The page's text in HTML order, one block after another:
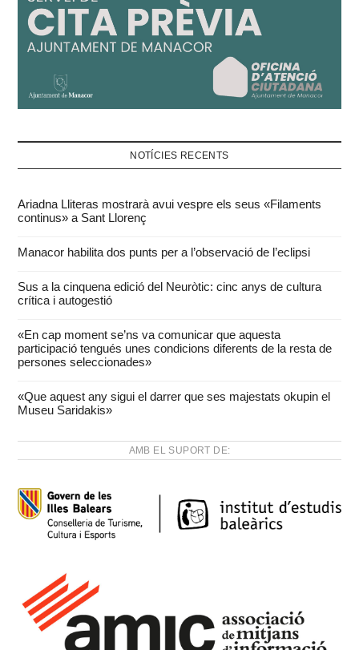
NOTÍCIES RECENTS
Ariadna Lliteras mostrarà avui vespre els seus «Filaments
continus» a Sant Llorenç
Manacor habilita dos punts per a l’observació de l’eclipsi
Sus a la cinquena edició del Neuròtic: cinc anys de cultura
crítica i autogestió
«En cap moment se’ns va comunicar que aquesta
participació tengués unes condicions diferents de la resta de
persones seleccionades»
«Que aquest any sigui el darrer que ses majestats okupin el
Museu Saridakis»
AMB EL SUPORT DE: